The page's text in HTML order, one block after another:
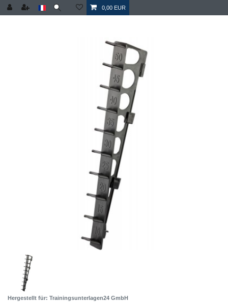
0,00 EUR
Hergestellt für: Trainingsunterlagen24 GmbH